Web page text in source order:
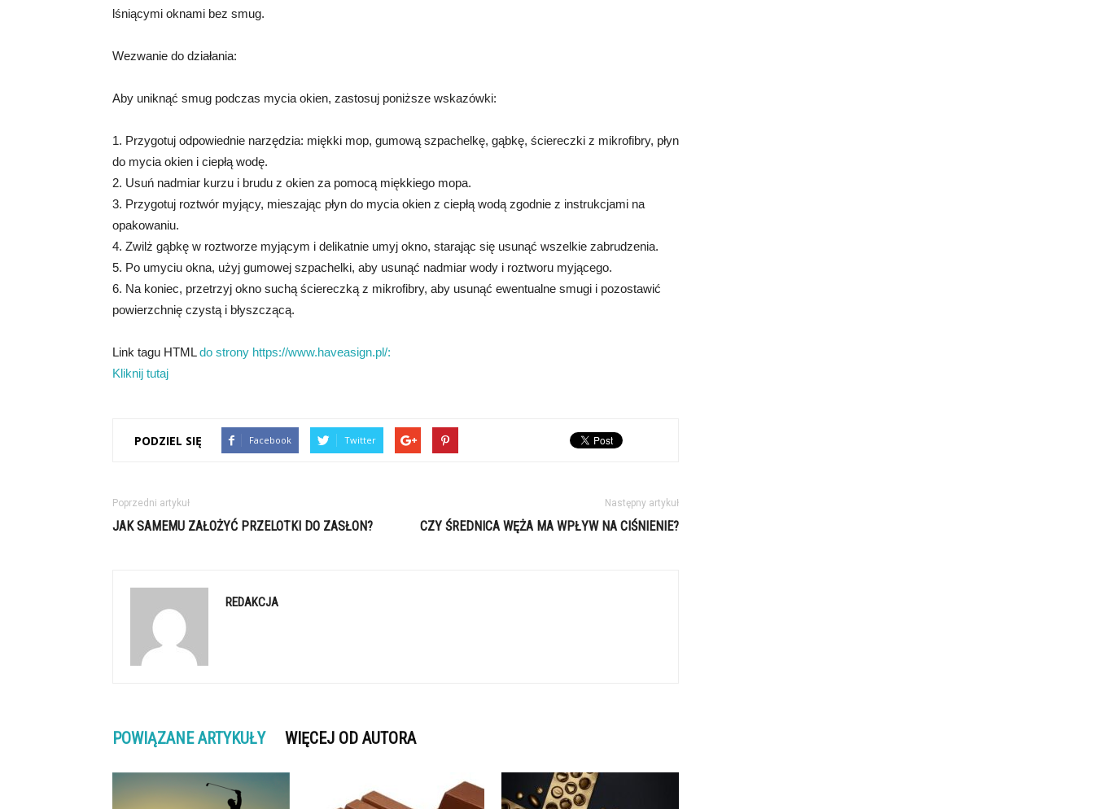
lśniącymi oknami bez smug.
Wezwanie do działania:
Aby uniknąć smug podczas mycia okien, zastosuj poniższe wskazówki:
1. Przygotuj odpowiednie narzędzia: miękki mop, gumową szpachelkę, gąbkę, ściereczki z mikrofibry, płyn
do mycia okien i ciepłą wodę.
2. Usuń nadmiar kurzu i brudu z okien za pomocą miękkiego mopa.
3. Przygotuj roztwór myjący, mieszając płyn do mycia okien z ciepłą wodą zgodnie z instrukcjami na
opakowaniu.
4. Zwilż gąbkę w roztworze myjącym i delikatnie umyj okno, starając się usunąć wszelkie zabrudzenia.
5. Po umyciu okna, użyj gumowej szpachelki, aby usunąć nadmiar wody i roztworu myjącego.
6. Na koniec, przetrzyj okno suchą ściereczką z mikrofibry, aby usunąć ewentualne smugi i pozostawić
powierzchnię czystą i błyszczącą.
Link tagu HTMLdo strony https://www.haveasign.pl/:
Kliknij tutaj
PODZIEL SIĘ Facebook Twitter
Poprzedni artykuł
JAK SAMEMU ZAŁOŻYĆ PRZELOTKI DO ZASŁON?
Następny artykuł
CZY ŚREDNICA WĘŻA MA WPŁYW NA CIŚNIENIE?
REDAKCJA
POWIĄZANE ARTYKUŁY WIĘCEJ OD AUTORA